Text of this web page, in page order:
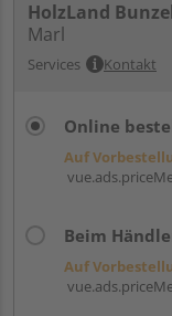
HolzLand
Marl
Services Kontakt
Online
Auf
Beim
Auf